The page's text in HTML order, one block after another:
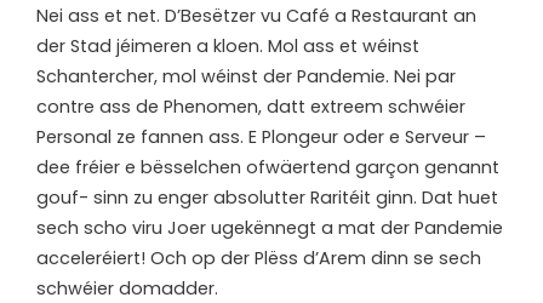
Nei ass et net. D’Besëtzer vu Café a Restaurant an
der Stad jéimeren a kloen. Mol ass et wéinst
Schantercher, mol wéinst der Pandemie. Nei par
contre ass de Phenomen, datt extreem schwéier
Personal ze fannen ass. E Plongeur oder e Serveur –
dee fréier e bësselchen ofwäertend garçon genannt
gouf- sinn zu enger absolutter Raritéit ginn. Dat huet
sech scho viru Joer ugekënnegt a mat der Pandemie
acceleréiert! Och op der Plëss d’Arem dinn se sech
schwéier domadder.